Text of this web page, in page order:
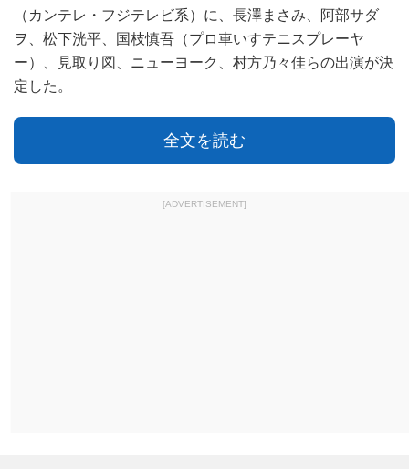
（カンテレ・フジテレビ系）に、長澤まさみ、阿部サダ
ヲ、松下洸平、国枝慎吾（プロ車いすテニスプレーヤ
ー）、見取り図、ニューヨーク、村方乃々佳らの出演が決
定した。
全文を読む
[ADVERTISEMENT]